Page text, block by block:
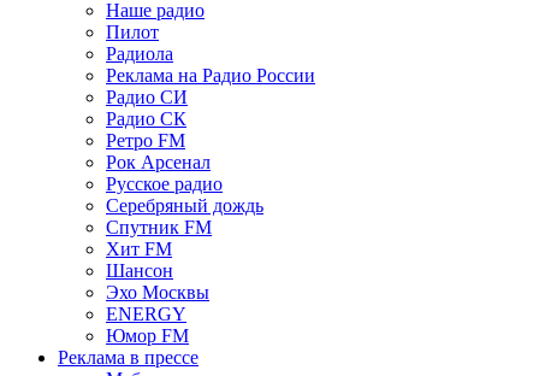
Наше радио
Пилот
Радиола
Реклама на Радио России
Радио СИ
Радио СК
Ретро FM
Рок Арсенал
Русское радио
Серебряный дождь
Спутник FM
Хит FM
Шансон
Эхо Москвы
ENERGY
Юмор FM
Реклама в прессе